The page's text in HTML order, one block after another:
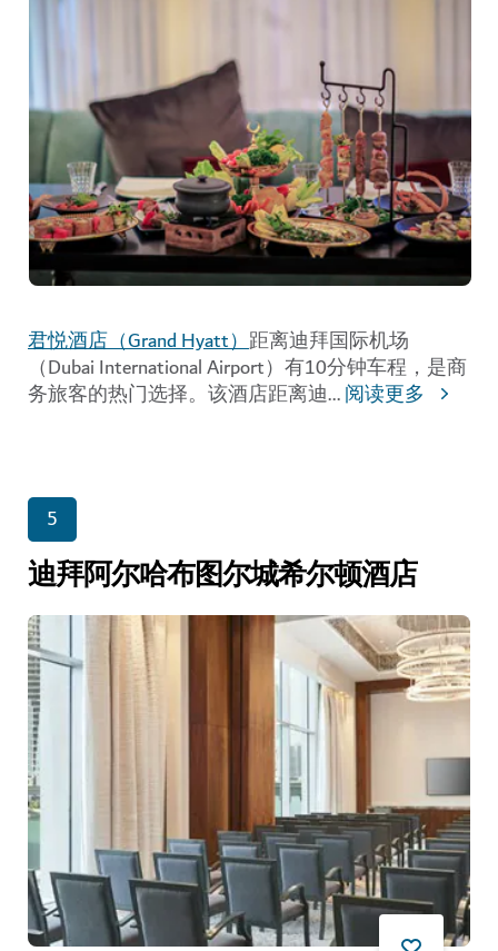
君悦酒店（Grand Hyatt）距离迪拜国际机场
（Dubai International Airport）有10分钟车程，是商
务旅客的热门选择。该酒店距离迪...阅读更多
5
迪拜阿尔哈布图尔城希尔顿酒店